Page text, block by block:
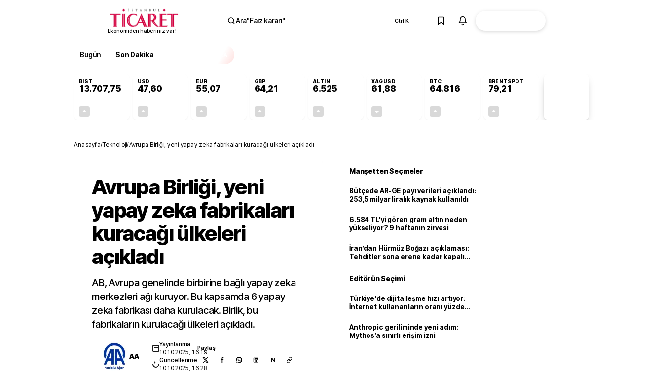
Ekonomiden haberiniz var!
Ara"Faiz kararı" Ctrl K
Bugün Son Dakika
BIST
13.707,75
USD
47,60
EUR
55,07
GBP
64,21
ALTIN
6.525
XAGUSD
61,88
BTC
64.816
BRENTSPOT
79,21
Anasayfa/Teknoloji/Avrupa Birliği, yeni yapay zeka fabrikaları kuracağı ülkeleri açıkladı
Avrupa Birliği, yeni
yapay zeka fabrikaları
kuracağı ülkeleri
açıkladı
AB, Avrupa genelinde birbirine bağlı yapay zeka
merkezleri ağı kuruyor. Bu kapsamda 6 yapay
zeka fabrikası daha kurulacak. Birlik, bu
fabrikaların kurulacağı ülkeleri açıkladı.
AA
Yayınlanma
10.10.2025, 16:19
Güncellenme
10.10.2025, 16:28
Paylaş
N
Manşetten Seçmeler
Bütçede AR-GE payı verileri açıklandı:
253,5 milyar liralık kaynak kullanıldı
6.584 TL'yi gören gram altın neden
yükseliyor? 9 haftanın zirvesi
İran’dan Hürmüz Boğazı açıklaması:
Tehditler sona erene kadar kapalı
Editörün Seçimi
Türkiye'de dijitalleşme hızı artıyor:
İnternet kullananların oranı yüzde
Anthropic geriliminde yeni adım:
Mythos’a sınırlı erişim izni